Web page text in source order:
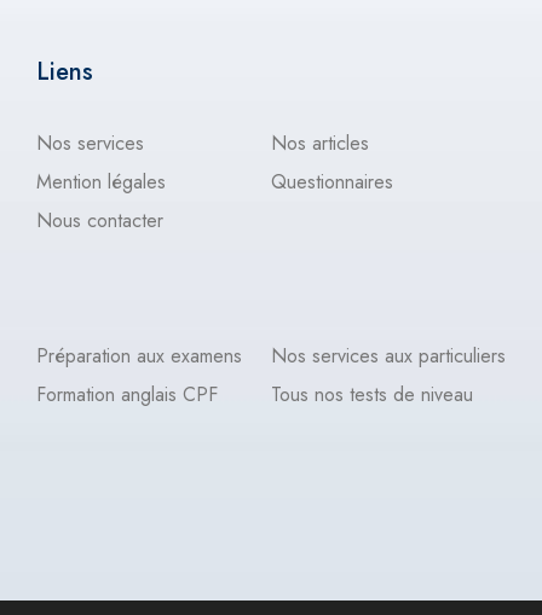
Liens
Nos services
Nos articles
Mention légales
Questionnaires
Nous contacter
Préparation aux examens
Nos services aux particuliers
Formation anglais CPF
Tous nos tests de niveau